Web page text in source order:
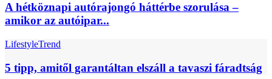
A hétköznapi autórajongó háttérbe szorulása –
amikor az autóipar...
LifestyleTrend
5 tipp, amitől garantáltan elszáll a tavaszi fáradtság